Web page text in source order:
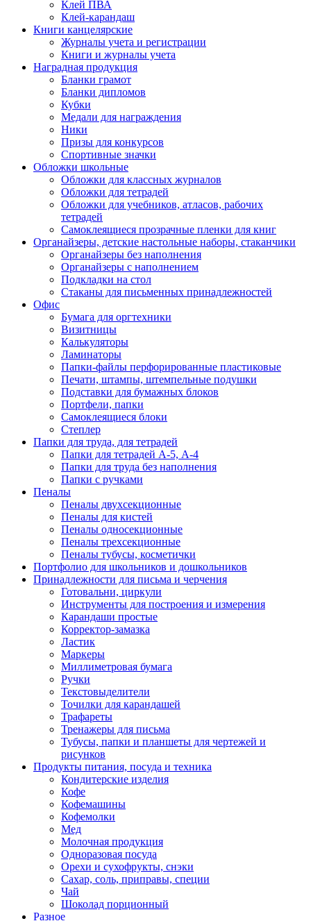
Клей ПВА
Клей-карандаш
Книги канцелярские
Журналы учета и регистрации
Книги и журналы учета
Наградная продукция
Бланки грамот
Бланки дипломов
Кубки
Медали для награждения
Ники
Призы для конкурсов
Спортивные значки
Обложки школьные
Обложки для классных журналов
Обложки для тетрадей
Обложки для учебников, атласов, рабочих
тетрадей
Самоклеящиеся прозрачные пленки для книг
Органайзеры, детские настольные наборы, стаканчики
Органайзеры без наполнения
Органайзеры с наполнением
Подкладки на стол
Стаканы для письменных принадлежностей
Офис
Бумага для оргтехники
Визитницы
Калькуляторы
Ламинаторы
Папки-файлы перфорированные пластиковые
Печати, штампы, штемпельные подушки
Подставки для бумажных блоков
Портфели, папки
Самоклеящиеся блоки
Степлер
Папки для труда, для тетрадей
Папки для тетрадей А-5, А-4
Папки для труда без наполнения
Папки с ручками
Пеналы
Пеналы двухсекционные
Пеналы для кистей
Пеналы односекционные
Пеналы трехсекционные
Пеналы тубусы, косметички
Портфолио для школьников и дошкольников
Принадлежности для письма и черчения
Готовальни, циркули
Инструменты для построения и измерения
Карандаши простые
Корректор-замазка
Ластик
Маркеры
Миллиметровая бумага
Ручки
Текстовыделители
Точилки для карандашей
Трафареты
Тренажеры для письма
Тубусы, папки и планшеты для чертежей и
рисунков
Продукты питания, посуда и техника
Кондитерские изделия
Кофе
Кофемашины
Кофемолки
Мед
Молочная продукция
Одноразовая посуда
Орехи и сухофрукты, снэки
Сахар, соль, приправы, специи
Чай
Шоколад порционный
Разное